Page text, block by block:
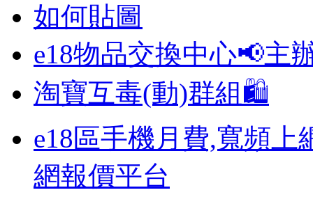
如何貼圖
e18物品交換中心📢主
淘寶互毒(動)群組🛍️
e18區手機月費,寬頻上
網報價平台